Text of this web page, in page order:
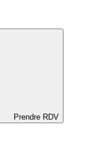
Prendre RDV